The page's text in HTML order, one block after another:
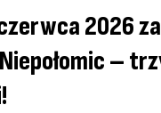
2026
–